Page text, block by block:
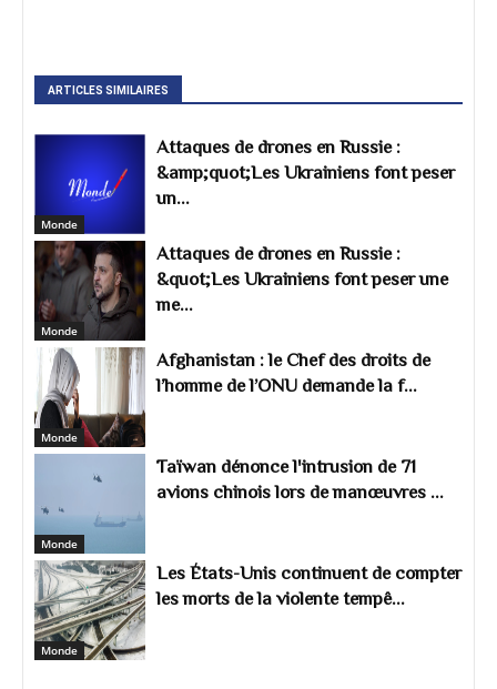
ARTICLES SIMILAIRES
Monde
Attaques de drones en Russie :
&amp;quot;Les Ukrainiens font peser
un...
Monde
Attaques de drones en Russie :
&quot;Les Ukrainiens font peser une
me...
Monde
Afghanistan : le Chef des droits de
l’homme de l’ONU demande la f...
Monde
Taïwan dénonce l'intrusion de 71
avions chinois lors de manœuvres ...
Monde
Les États-Unis continuent de compter
les morts de la violente tempê...